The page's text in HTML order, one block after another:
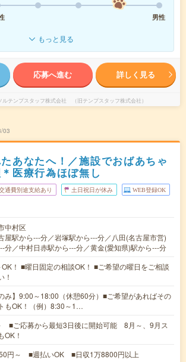
男性
もっと見る
応募へ進む 詳しく見る
ルテンプスタッフ株式会社 （旧テンプスタッフ株式会社）
03
あなたへ！／施設でおばあちゃ
医療行為ほぼ無し
通費別途支給あり 土日祝日が休み WEB登録OK
中村区
屋駅から---分／岩塚駅から---分／八田(名古屋市営)
分／中村日赤駅から---分／黄金(愛知県)駅から---分
！ ■曜日固定の相談OK！ ■ご希望の曜日をご相談
！
み】9:00～18:00（休憩60分）■ご希望があればその
もOK！（例）8:30～1…
■ご応募から最短3日後に開始可能 8月～、9月ス
OK！
円～ ■週払いOK ■日収1万8800円以上